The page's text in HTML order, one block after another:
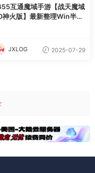
互通魔域手游【战天魔域
火版】最新整理Win半手
程
JXLOG 2025-07-29